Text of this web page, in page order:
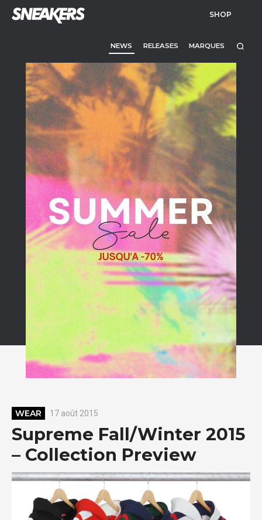
SHOP
NEWS RELEASES MARQUES
WEAR 17 août 2015
Supreme Fall/Winter 2015
– Collection Preview